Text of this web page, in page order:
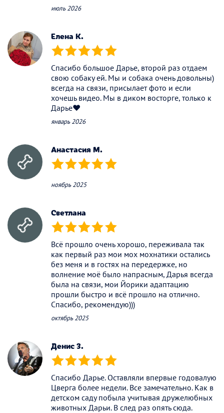
июль 2026
Елена К.
(*) (*) (*) (*) (*)
Спасибо большое Дарье, второй раз отдаем
свою собаку ей. Мы и собака очень довольны)
всегда на связи, присылает фото и если
хочешь видео. Мы в диком восторге, только к
Дарье❤️
январь 2026
Анастасия М.
(*) (*) (*) (*) (*)
ноябрь 2025
Светлана
(*) (*) (*) (*) (*)
Всё прошло очень хорошо, переживала так
как первый раз мои мох мохнатики остались
без меня и в гостях на передержке, но
волнение моё было напрасным, Дарья всегда
была на связи, мои Йорики адаптацию
прошли быстро и всё прошло на отлично.
Спасибо, рекомендую)))
октябрь 2025
Денис З.
(*) (*) (*) (*) (*)
Спасибо Дарье. Оставляли впервые годовалую
Цверга более недели. Все замечательно. Как в
детском саду побыла учитывая дружелюбных
животных Дарьи. В след раз опять сюда.